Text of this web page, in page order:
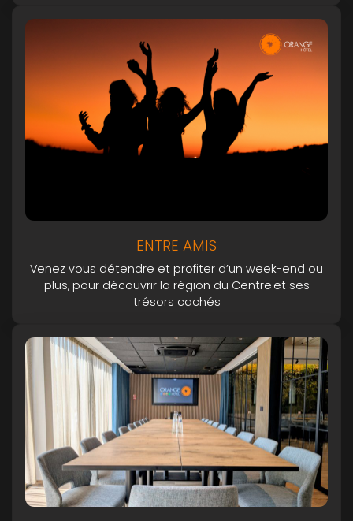
ENTRE AMIS
Venez vous détendre et profiter d’un week-end ou
plus, pour découvrir la région du Centre et ses
trésors cachés